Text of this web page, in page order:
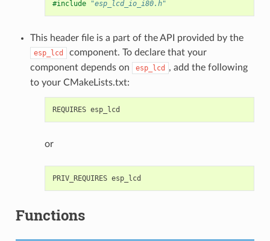
#include "esp_lcd_io_i80.h"
This header file is a part of the API provided by the
esp_lcd
component. To declare that your
component depends on
esp_lcd
, add the following
to your CMakeLists.txt:
or
Functions